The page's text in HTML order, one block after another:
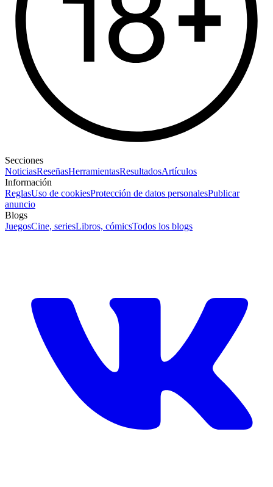
Secciones
NoticiasReseñasHerramientasResultadosArtículos
Información
ReglasUso de cookiesProtección de datos personalesPublicar
anuncio
Blogs
JuegosCine, seriesLibros, cómicsTodos los blogs